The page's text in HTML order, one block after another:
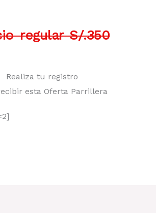
regular S/.350
Realiza tu registro
esta Oferta Parrillera